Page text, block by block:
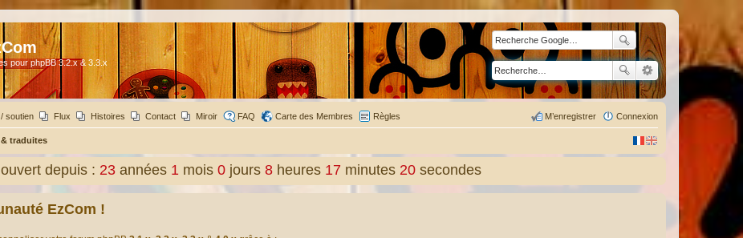
pour phpBB 3.2.x & 3.3.x
soutien Flux Histoires Contact Miroir FAQ Carte des Membres Règles Connexion
M’enregistrer
traduites
depuis : 23 années 1 mois 0 jours 8 heures 17 minutes 21 secondes
EzCom !